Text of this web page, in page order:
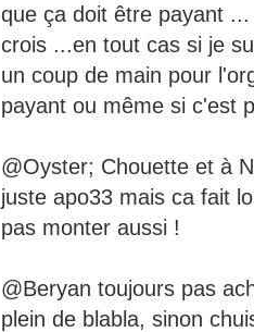
que ça doit être payant
crois ...en tout cas si je
un coup de main pour
payant ou même si c'est
@Oyster; Chouette et à
juste apo33 mais ca fait
pas monter aussi !
@Beryan toujours pas
plein de blabla, sinon